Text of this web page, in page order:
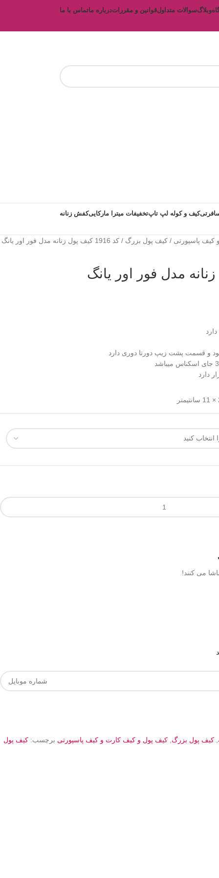
وبلاگسوالات متداولقوانین و مقرراتدرباره ماتماس با ما
کیف و کوله لپ تاپتخفیفات میترا مارکاییکفش زنانه
پاسپورتی کیف پول بزرگ کد 1916 کیف پول زنانه مدل فور اور یانگ
و قسمت پشت زیپ دورتا دوری دارد
دارد
می کنند!
کیف پول بزرگ کیف پول و کیف کارت و کیف پاسپورتی برچسب: کیف پول